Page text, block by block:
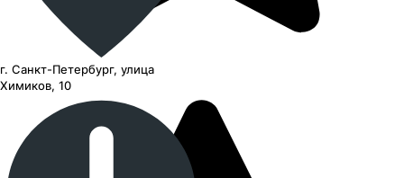
г. Санкт-Петербург, улица
Химиков, 10